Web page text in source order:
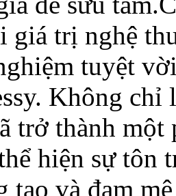
giá trị nghệ
tuyệt
Không
trở thành một
hiện sự tôn
tạo và đam